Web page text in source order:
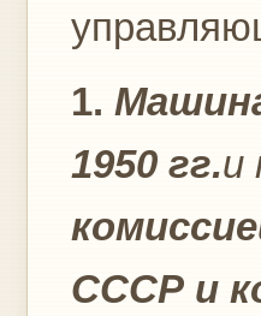
1.
1950 гг.и
СССР и